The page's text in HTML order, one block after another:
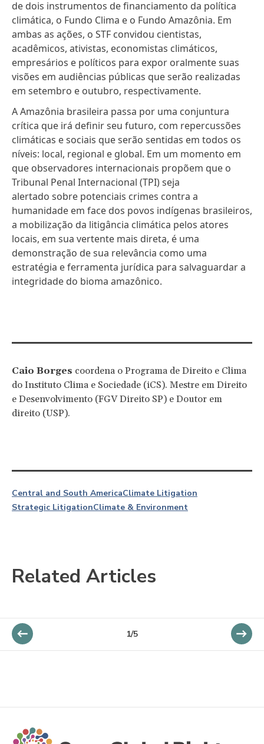
de dois instrumentos de financiamento da política
climática, o Fundo Clima e o Fundo Amazônia. Em
ambas as ações, o STF convidou cientistas,
acadêmicos, ativistas, economistas climáticos,
empresários e políticos para expor oralmente suas
visões em audiências públicas que serão realizadas
em setembro e outubro, respectivamente.
A Amazônia brasileira passa por uma conjuntura
crítica que irá definir seu futuro, com repercussões
climáticas e sociais que serão sentidas em todos os
níveis: local, regional e global. Em um momento em
que observadores internacionais propõem que o
Tribunal Penal Internacional (TPI) seja
alertado sobre potenciais crimes contra a
humanidade em face dos povos indígenas brasileiros,
a mobilização da litigância climática pelos atores
locais, em sua vertente mais direta, é uma
demonstração de sua relevância como uma
estratégia e ferramenta jurídica para salvaguardar a
integridade do bioma amazônico.
Caio Borges coordena o Programa de Direito e Clima
do Instituto Clima e Sociedade (iCS). Mestre em Direito
e Desenvolvimento (FGV Direito SP) e Doutor em
direito (USP).
Central and South AmericaClimate Litigation
Strategic LitigationClimate & Environment
Related Articles
1/5